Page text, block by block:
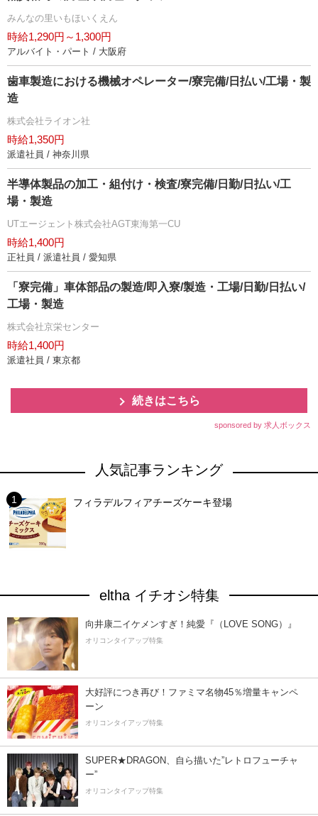
みんなの里いもほいくえん
時給1,290円～1,300円
アルバイト・パート / 大阪府
歯車製造における機械オペレーター/寮完備/日払い/工場・製
造
株式会社ライオン社
時給1,350円
派遣社員 / 神奈川県
半導体製品の加工・組付け・検査/寮完備/日勤/日払い/工
場・製造
UTエージェント株式会社AGT東海第一CU
時給1,400円
正社員 / 派遣社員 / 愛知県
「寮完備」車体部品の製造/即入寮/製造・工場/日勤/日払い/
工場・製造
株式会社京栄センター
時給1,400円
派遣社員 / 東京都
続きはこちら
sponsored by 求人ボックス
人気記事ランキング
フィラデルフィアチーズケーキ登場
eltha イチオシ特集
向井康二イケメンすぎ！純愛『（LOVE SONG）』
オリコンタイアップ特集
大好評につき再び！ファミマ名物45％増量キャンペ
ーン
オリコンタイアップ特集
SUPER★DRAGON、自ら描いた”レトロフューチャ
ー”
オリコンタイアップ特集